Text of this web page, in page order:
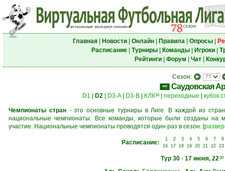
Главная| Новости| Онлайн| Правила| Опросы|
Расписание| Турниры| Команды| Игроки|
Рейтинги| Форум Чат|
Сезон:
Саудовская
D1 D2 D3-A| D3-B КЛК10| переходные кубок
Чемпионаты стран- это основные турниры в Лиге. В каждой из
национальные чемпионаты. Все команды, которые были созданы на
участие. Национальные чемпионаты проводятся один раз в сезон. [
Расписание: 1 2 3 4 5 6 7
8
16
17 18 19 20 21 22 23
Тур 30- 17 июня, 2200